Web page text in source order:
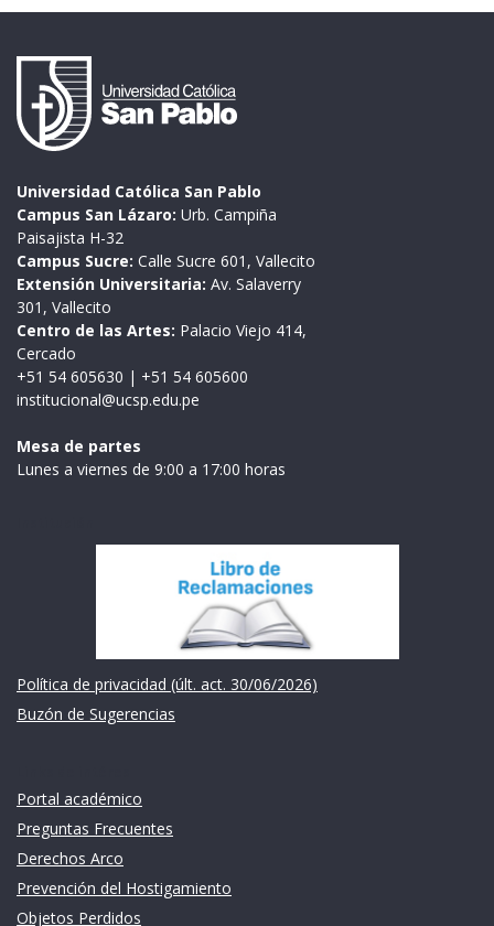
Universidad Católica San Pablo
Campus San Lázaro: Urb. Campiña
Paisajista H-32
Campus Sucre: Calle Sucre 601, Vallecito
Extensión Universitaria: Av. Salaverry
301, Vallecito
Centro de las Artes: Palacio Viejo 414,
Cercado
+51 54 605630 | +51 54 605600
institucional@ucsp.edu.pe
Mesa de partes
Lunes a viernes de 9:00 a 17:00 horas
Política de privacidad (últ. act. 30/06/2026)
Buzón de Sugerencias
Portal académico
Preguntas Frecuentes
Derechos Arco
Prevención del Hostigamiento
Objetos Perdidos